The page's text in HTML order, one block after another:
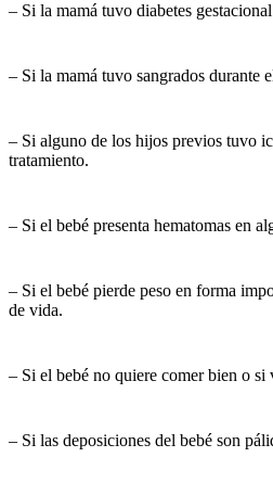
– Si la mamá tuvo diabetes
– Si la mamá tuvo sangrados durante
– Si alguno de los hijos previos tuvo
tratamiento.
– Si el bebé presenta hematomas en
– Si el bebé pierde peso en forma
de vida.
– Si el bebé no quiere comer bien o si
– Si las deposiciones del bebé son